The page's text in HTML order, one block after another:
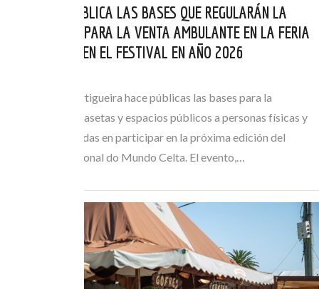
ORTIGUEIRA PUBLICA LAS BASES QUE REGULARÁN LA
AUTORIZACIÓN PARA LA VENTA AMBULANTE EN LA FERIA
DE ARTESANÍA EN EL FESTIVAL EN AÑO 2026
El Concello de Ortigueira hace públicas las bases para la
adjudicación de casetas y espacios públicos a personas físicas y
jurídicas interesadas en participar en la próxima edición del
Festival Internacional do Mundo Celta. El evento,…